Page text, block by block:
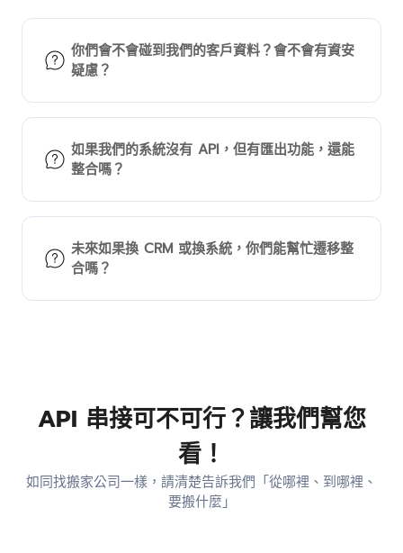
你們會不會碰到我們的客戶資料？會不會有資安
疑慮？
如果我們的系統沒有 API，但有匯出功能，還能
整合嗎？
未來如果換 CRM 或換系統，你們能幫忙遷移整
合嗎？
API 串接可不可行？讓我們幫您
看！
如同找搬家公司一樣，請清楚告訴我們「從哪裡、到哪裡、
要搬什麼」